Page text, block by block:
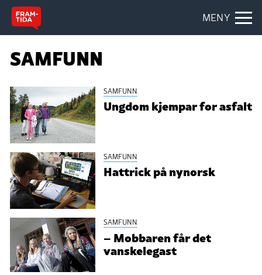
MENY
SAMFUNN
SAMFUNN
Ungdom kjempar for asfalt
SAMFUNN
Hattrick på nynorsk
SAMFUNN
– Mobbaren får det
vanskelegast